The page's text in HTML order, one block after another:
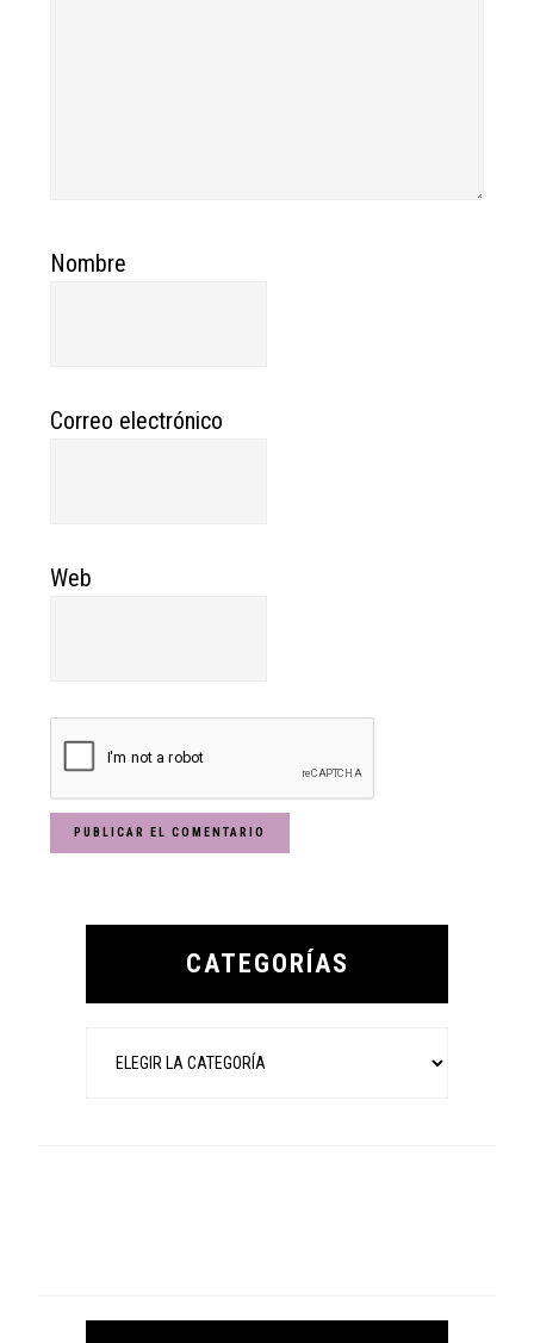
Nombre
Correo electrónico
Web
Primary
CATEGORÍAS